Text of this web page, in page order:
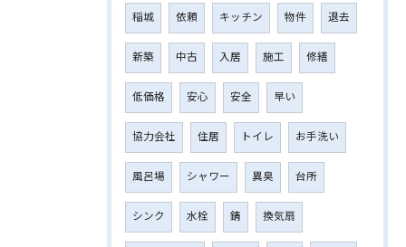
稲城 依頼 キッチン 物件 退去
新築 中古 入居 施工 修繕
低価格 安心 安全 早い
協力会社 住居 トイレ お手洗い
風呂場 シャワー 異臭 台所
シンク 水栓 錆 換気扇